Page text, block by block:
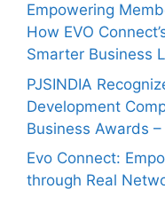
Empowering
How EVO
Smarter Business
PJSINDIA
Development
Business Awards
Evo Connect:
through Real